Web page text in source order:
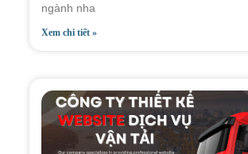
ngành nha
Xem chi tiết »